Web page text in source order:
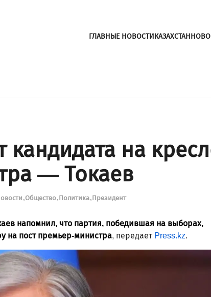
ГЛАВНЫЕ НОВОСТИКАЗАХСТАН
на
— Токаев
Общество Политика Президент
напомнил, что партия, победившая на выборах,
на пост премьер-министра, передает Press.kz.